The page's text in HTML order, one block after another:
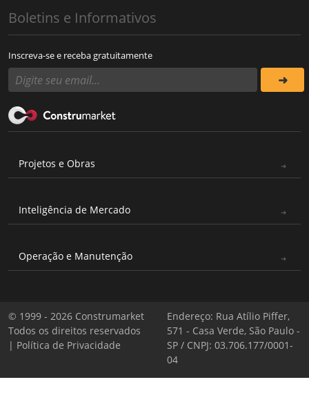
Boletins e Informativos
Inscreva-se e receba gratuitamente
Projetos e Obras
Inteligência de Mercado
Operação e Manutenção
© 1999 - 2026 Construmarket
Todos os direitos reservados
| Política de Privacidade
Endereço: Rua Atílio Piffer,
571 - Casa Verde, São Paulo -
SP / CNPJ: 03.706.177/0001-
04